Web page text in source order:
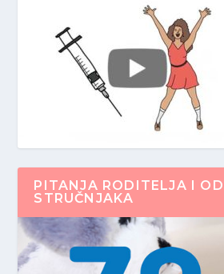
PITANJA RODITELJA I
STRUČNJAKA